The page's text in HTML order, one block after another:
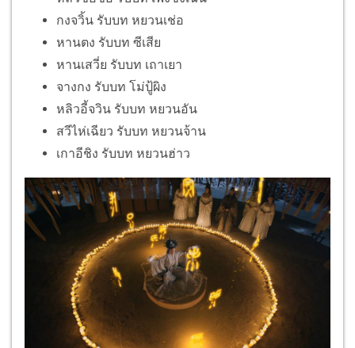
กงจวิ้น รับบท หยวนเช่อ
หานตง รับบท ซีเสีย
หานเสวี่ย รับบท เถาเยา
จางกง รับบท โม่ปู้ผิง
หลิวอี้จวิน รับบท หยวนอัน
สวีไห่เฉียว รับบท หยวนจ้าน
เกาอีชิง รับบท หยวนฮ่าว